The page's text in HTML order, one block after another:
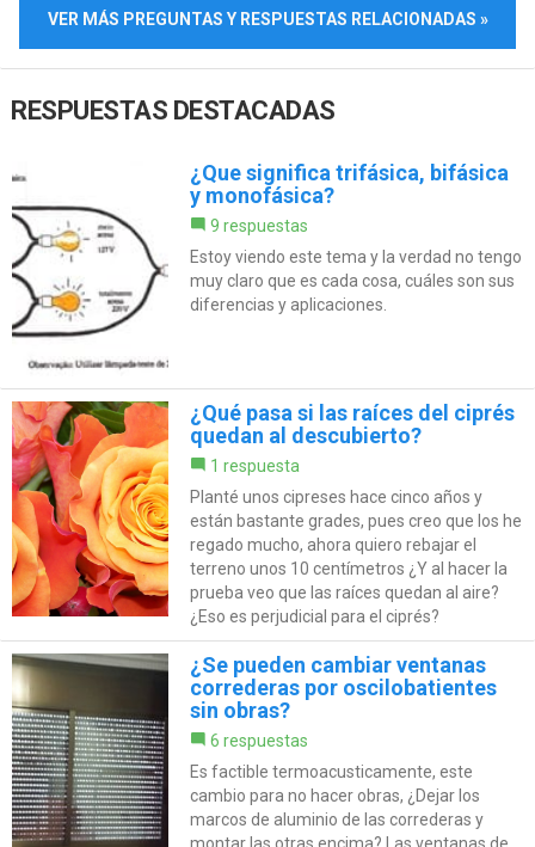
VER MÁS PREGUNTAS Y RESPUESTAS RELACIONADAS »
RESPUESTAS DESTACADAS
¿Que significa trifásica, bifásica
y monofásica?
9 respuestas
Estoy viendo este tema y la verdad no tengo
muy claro que es cada cosa, cuáles son sus
diferencias y aplicaciones.
¿Qué pasa si las raíces del ciprés
quedan al descubierto?
1 respuesta
Planté unos cipreses hace cinco años y
están bastante grades, pues creo que los he
regado mucho, ahora quiero rebajar el
terreno unos 10 centímetros ¿Y al hacer la
prueba veo que las raíces quedan al aire?
¿Eso es perjudicial para el ciprés?
¿Se pueden cambiar ventanas
correderas por oscilobatientes
sin obras?
6 respuestas
Es factible termoacusticamente, este
cambio para no hacer obras, ¿Dejar los
marcos de aluminio de las correderas y